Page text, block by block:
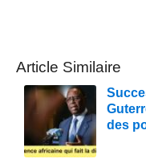
Article Similaire
des